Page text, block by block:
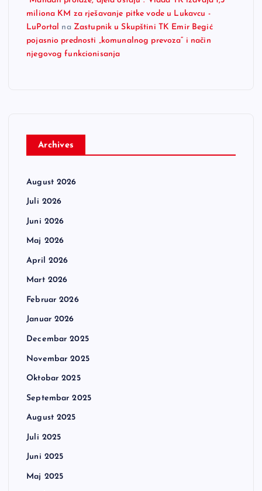
miliona KM za rješavanje pitke vode u Lukavcu -
LuPortal na Zastupnik u Skupštini TK Emir Begić
pojasnio prednosti „komunalnog prevoza“ i način
njegovog funkcionisanja
Archives
August 2026
Juli 2026
Juni 2026
Maj 2026
April 2026
Mart 2026
Februar 2026
Januar 2026
Decembar 2025
Novembar 2025
Oktobar 2025
Septembar 2025
August 2025
Juli 2025
Juni 2025
Maj 2025